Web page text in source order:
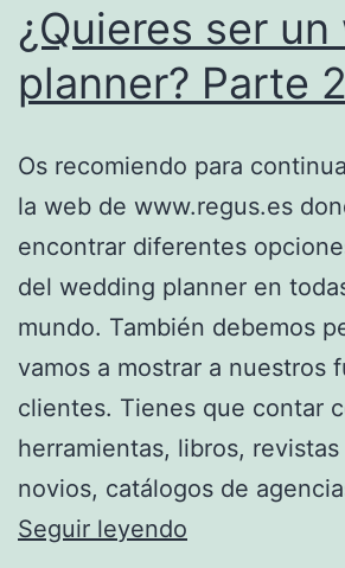
¿Quieres ser
planner? Parte 2
Os recomiendo para
la web de www.regus.es
encontrar diferentes
del wedding planner en
mundo. También debemos
vamos a mostrar a nuestros
clientes. Tienes que contar
herramientas, libros,
novios, catálogos de
Seguir leyendo